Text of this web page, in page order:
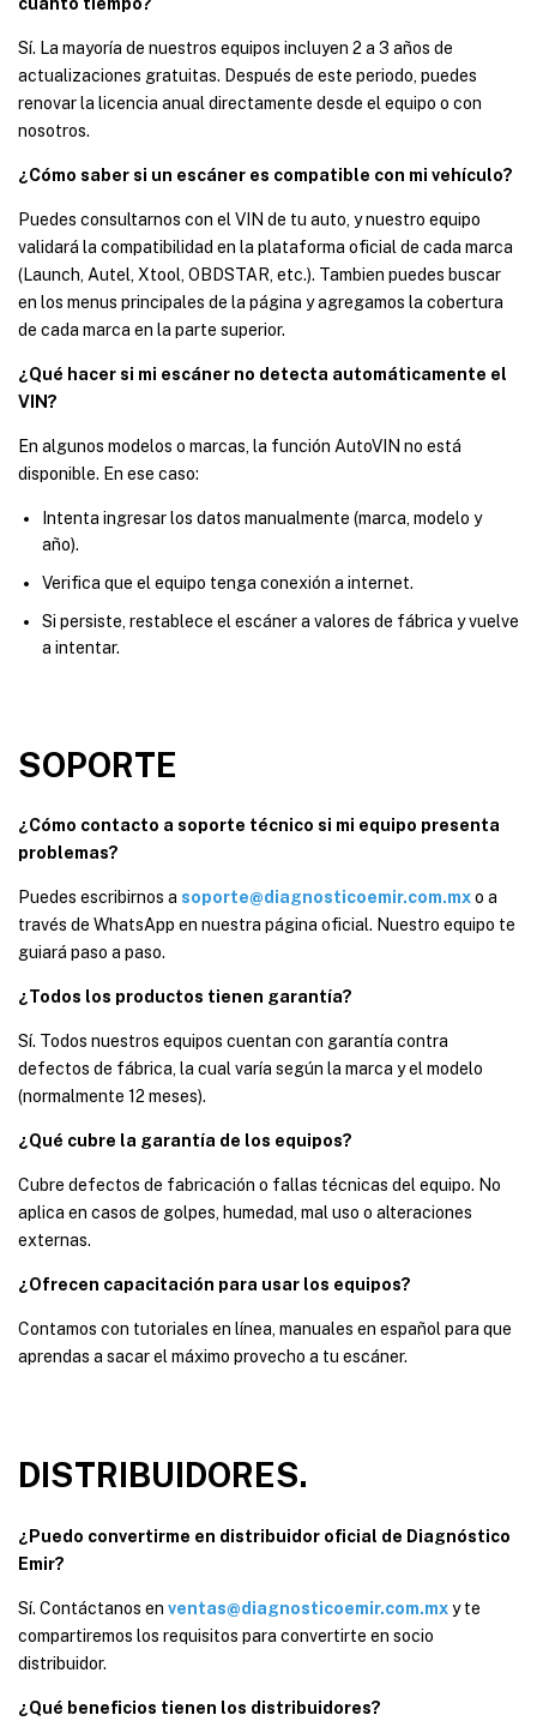
Sí. La mayoría de nuestros equipos incluyen 2 a 3 años de
actualizaciones gratuitas. Después de este periodo, puedes
renovar la licencia anual directamente desde el equipo o con
nosotros.
¿Cómo saber si un escáner es compatible con mi vehículo?
Puedes consultarnos con el VIN de tu auto, y nuestro equipo
validará la compatibilidad en la plataforma oficial de cada marca
(Launch, Autel, Xtool, OBDSTAR, etc.). Tambien puedes buscar
en los menus principales de la página y agregamos la cobertura
de cada marca en la parte superior.
¿Qué hacer si mi escáner no detecta automáticamente el
VIN?
En algunos modelos o marcas, la función AutoVIN no está
disponible. En ese caso:
Intenta ingresar los datos manualmente (marca, modelo y
año).
Verifica que el equipo tenga conexión a internet.
Si persiste, restablece el escáner a valores de fábrica y vuelve
a intentar.
SOPORTE
¿Cómo contacto a soporte técnico si mi equipo presenta
problemas?
Puedes escribirnos a soporte@diagnosticoemir.com.mxo a
través de WhatsApp en nuestra página oficial. Nuestro equipo te
guiará paso a paso.
¿Todos los productos tienen garantía?
Sí. Todos nuestros equipos cuentan con garantía contra
defectos de fábrica, la cual varía según la marca y el modelo
(normalmente 12 meses).
¿Qué cubre la garantía de los equipos?
Cubre defectos de fabricación o fallas técnicas del equipo. No
aplica en casos de golpes, humedad, mal uso o alteraciones
externas.
¿Ofrecen capacitación para usar los equipos?
Contamos con tutoriales en línea, manuales en español para que
aprendas a sacar el máximo provecho a tu escáner.
DISTRIBUIDORES.
¿Puedo convertirme en distribuidor oficial de Diagnóstico
Emir?
Sí. Contáctanos en ventas@diagnosticoemir.com.mxy te
compartiremos los requisitos para convertirte en socio
distribuidor.
¿Qué beneficios tienen los distribuidores?